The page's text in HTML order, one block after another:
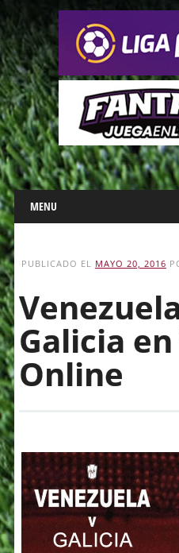
Main menu
Skip
to
content
MENU
PUBLICADO EL MAYO 20, 2016
Galicia
Online